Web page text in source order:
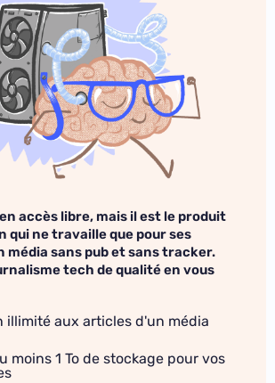
accès libre, mais il est le produit
qui ne travaille que pour ses
média sans pub et sans tracker.
tech de qualité en vous
illimité aux articles d'un média
moins 1 To de stockage pour vos